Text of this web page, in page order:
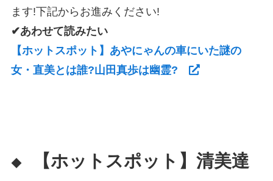
ます!下記からお進みください!
✔あわせて読みたい
【ホットスポット】あやにゃんの車にいた謎の
女・直美とは誰?山田真歩は幽霊?
◆
【ホットスポット】清美達